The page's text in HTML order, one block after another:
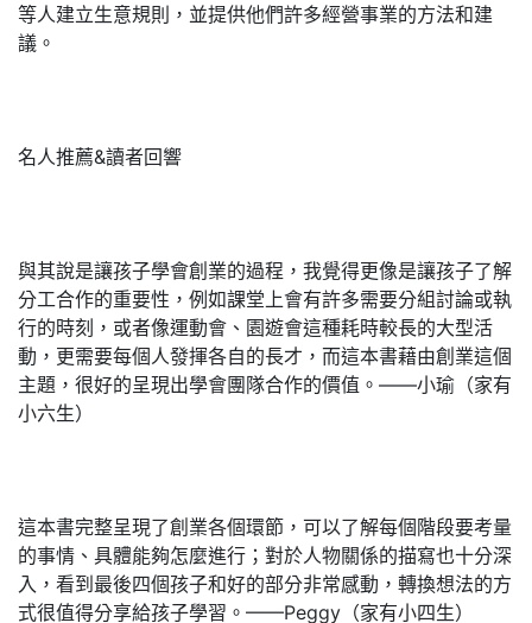
等人建立生意規則，並提供他們許多經營事業的方法和建
議。
名人推薦&讀者回響
與其說是讓孩子學會創業的過程，我覺得更像是讓孩子了解
分工合作的重要性，例如課堂上會有許多需要分組討論或執
行的時刻，或者像運動會、園遊會這種耗時較長的大型活
動，更需要每個人發揮各自的長才，而這本書藉由創業這個
主題，很好的呈現出學會團隊合作的價值。——小瑜（家有
小六生）
這本書完整呈現了創業各個環節，可以了解每個階段要考量
的事情、具體能夠怎麼進行；對於人物關係的描寫也十分深
入，看到最後四個孩子和好的部分非常感動，轉換想法的方
式很值得分享給孩子學習。——Peggy（家有小四生）